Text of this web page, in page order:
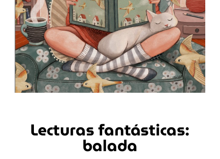
Lecturas fantásticas:
balada